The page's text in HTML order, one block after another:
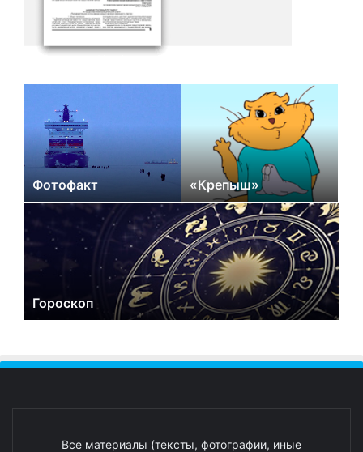
Фотофакт «Крепыш»
Гороскоп
Все материалы (тексты, фотографии, иные